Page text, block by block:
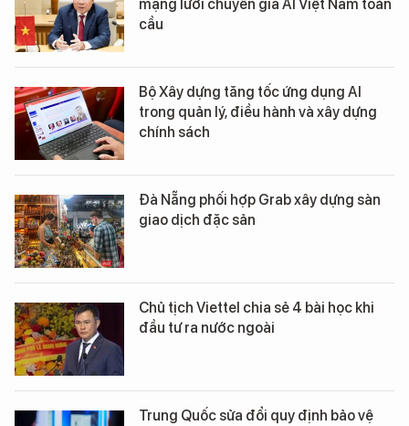
mạng lưới chuyên gia AI Việt Nam toàn
cầu
Bộ Xây dựng tăng tốc ứng dụng AI
trong quản lý, điều hành và xây dựng
chính sách
Đà Nẵng phối hợp Grab xây dựng sàn
giao dịch đặc sản
Chủ tịch Viettel chia sẻ 4 bài học khi
đầu tư ra nước ngoài
Trung Quốc sửa đổi quy định bảo vệ